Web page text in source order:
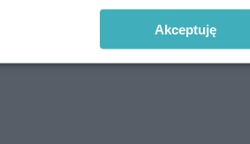
Akceptuję